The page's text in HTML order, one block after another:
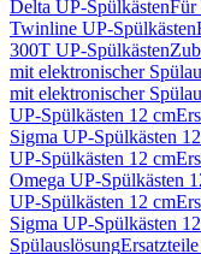
Delta UP-SpülkästenFür
Twinline UP-Spülkästen
300T UP-Spülkästen
mit elektronischer
mit elektronischer
UP-Spülkästen 12 cm
Sigma UP-Spülkästen
UP-Spülkästen 12 cm
Omega UP-Spülkästen
UP-Spülkästen 12 cm
Sigma UP-Spülkästen
Spülauslösung